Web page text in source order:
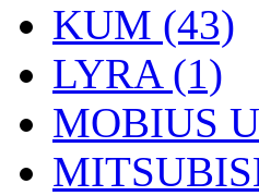
KUM (43)
LYRA (1)
MOBIUS